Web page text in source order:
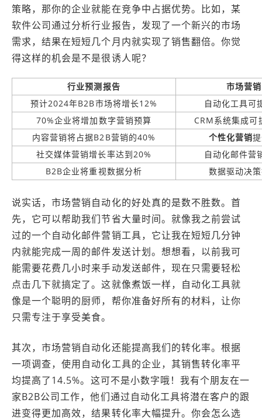
策略，那你的企业就能在竞争中占据优势。比如，某
软件公司通过分析行业报告，发现了一个新兴的市场
需求，结果在短短几个月内就实现了销售翻倍。你觉
得这样的机会是不是很诱人呢？
行业预测报告
市场营
预计2024年B2B市场将增长12%
自动化工具可
70%企业将增加数字营销预算
CRM系统集成可
内容营销将占据B2B营销的40%
个性化营销
社交媒体营销增长率达到20%
自动化邮件营
B2B企业将重视数据分析
数据驱动决
说实话，市场营销自动化的好处真的是数不胜数。首
先，它可以帮助我们节省大量时间。就像我之前尝试
过的一个自动化邮件营销工具，它让我在短短几分钟
内就能完成一周的邮件发送计划。想想看，以前我可
能需要花费几小时来手动发送邮件，现在只需要轻松
点击几下就搞定了。这就像煮饭一样，自动化工具就
像是一个聪明的厨师，帮你准备好所有的材料，让你
只需专注于享受美食。
其次，市场营销自动化还能提高我们的转化率。根据
一项调查，使用自动化工具的企业，其销售转化率平
均提高了14.5%。这可不是小数字哦！我有个朋友在一
家B2B公司工作，他们通过自动化工具将潜在客户的跟
进变得更加高效，结果转化率大幅提升。你会怎么选